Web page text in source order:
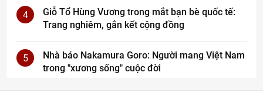
4
Giỗ Tổ Hùng Vương trong mắt bạn bè quốc tế:
Trang nghiêm, gắn kết cộng đồng
5
Nhà báo Nakamura Goro: Người mang Việt Nam
trong "xương sống" cuộc đời